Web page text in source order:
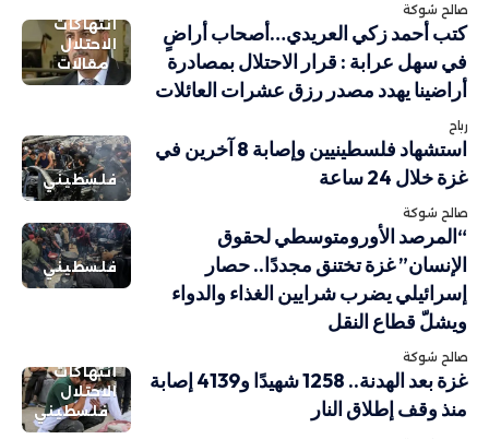
صالح شوكة
انتهاكات
الاحتلال
مقالات
كتب أحمد زكي العريدي…أصحاب أراضٍ
في سهل عرابة : قرار الاحتلال بمصادرة
أراضينا يهدد مصدر رزق عشرات العائلات
رباح
فلسطيني
استشهاد فلسطينيين وإصابة 8 آخرين في
غزة خلال 24 ساعة
صالح شوكة
فلسطيني
“المرصد الأورومتوسطي لحقوق
الإنسان” غزة تختنق مجددًا.. حصار
إسرائيلي يضرب شرايين الغذاء والدواء
ويشلّ قطاع النقل
صالح شوكة
انتهاكات
الاحتلال
فلسطيني
غزة بعد الهدنة.. 1258 شهيدًا و4139 إصابة
منذ وقف إطلاق النار